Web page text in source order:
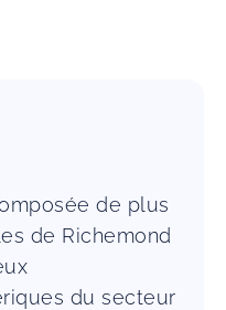
de plus
de Richemond
du secteur